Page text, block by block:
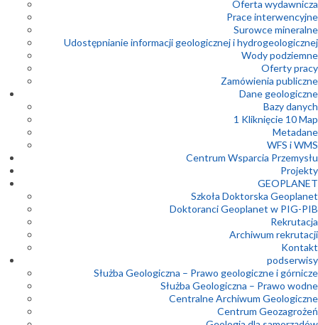
Oferta wydawnicza
Prace interwencyjne
Surowce mineralne
Udostępnianie informacji geologicznej i hydrogeologicznej
Wody podziemne
Oferty pracy
Zamówienia publiczne
Dane geologiczne
Bazy danych
1 Kliknięcie 10 Map
Metadane
WFS i WMS
Centrum Wsparcia Przemysłu
Projekty
GEOPLANET
Szkoła Doktorska Geoplanet
Doktoranci Geoplanet w PIG-PIB
Rekrutacja
Archiwum rekrutacji
Kontakt
podserwisy
Służba Geologiczna – Prawo geologiczne i górnicze
Służba Geologiczna – Prawo wodne
Centralne Archiwum Geologiczne
Centrum Geozagrożeń